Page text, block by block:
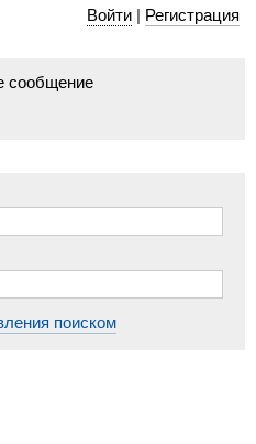
Войти| Регистрация
сообщение
поиском